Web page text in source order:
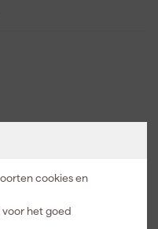
cookies en
het goed